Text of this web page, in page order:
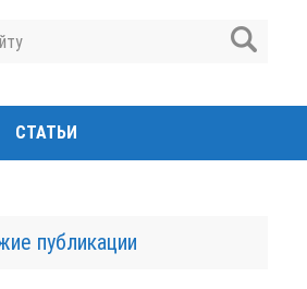
СТАТЬИ
публикации